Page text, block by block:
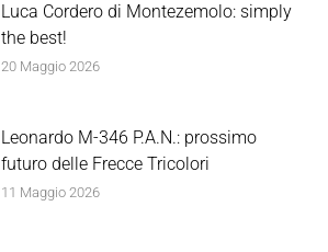
Luca Cordero di Montezemolo: simply
the best!
20 Maggio 2026
Leonardo M-346 P.A.N.: prossimo
futuro delle Frecce Tricolori
11 Maggio 2026